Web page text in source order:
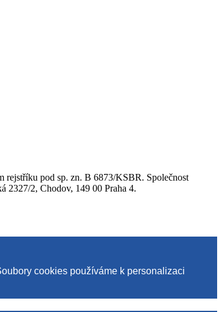
rejstříku pod sp. zn. B 6873/KSBR. Společnost
2327/2, Chodov, 149 00 Praha 4.
cookies používáme k personalizaci